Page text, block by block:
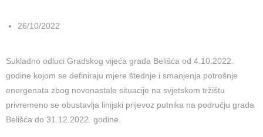
26/10/2022
Sukladno odluci Gradskog vijeća grada Belišća od 4.10.2022.
godine kojom se definiraju mjere štednje i smanjenja potrošnje
energenata zbog novonastale situacije na svjetskom tržištu
privremeno se obustavlja linijski prijevoz putnika na području grada
Belišća do 31.12.2022. godine.